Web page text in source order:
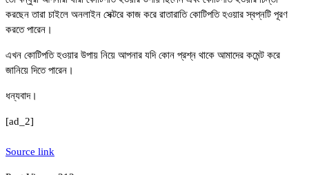
করছেন তারা চাইলে অনলাইন সেক্টরে কাজ করে রাতারাতি কোটিপতি হওয়ার স্বপ্নটি পূরণ
করতে পারেন।
এখন কোটিপতি হওয়ার উপায় নিয়ে আপনার যদি কোন প্রশ্ন থাকে আমাদের কমেন্ট করে
জানিয়ে দিতে পারেন।
ধন্যবাদ।
[ad_2]
Source link